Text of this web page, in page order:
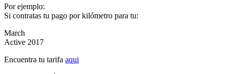
Por ejemplo:
Si contratas tu pago por kilómetro para tu:
March
Active 2017
Encuentra tu tarifa aqui